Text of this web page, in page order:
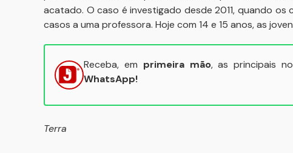
acatado. O caso é investigado desde 2011, quando
casos a uma professora. Hoje com 14 e 15 anos, as
Receba, em primeira mão, as principais
WhatsApp!
Terra